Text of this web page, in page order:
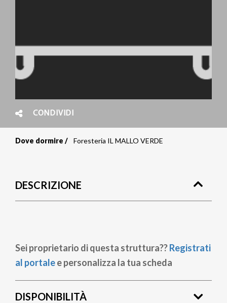
CONDIVIDI
pane
Dove dormire Foresteria IL MALLO VERDE
DESCRIZIONE
Sei proprietario di questa struttura??Registrati
al portalee personalizza la tua scheda
DISPONIBILITÀ